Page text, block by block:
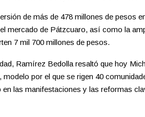
de más de 478 millones de pesos
mercado de Pátzcuaro, así como la
7 mil 700 millones de pesos.
Ramírez Bedolla resaltó que hoy
modelo por el que se rigen 40
en las manifestaciones y las reformas